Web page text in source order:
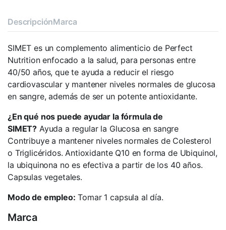
DescripciónMarca
SIMET es un complemento alimenticio de Perfect
Nutrition enfocado a la salud, para personas entre
40/50 años, que te ayuda a reducir el riesgo
cardiovascular y mantener niveles normales de glucosa
en sangre, además de ser un potente antioxidante.
¿En qué nos puede ayudar la fórmula de
SIMET? Ayuda a regular la Glucosa en sangre
Contribuye a mantener niveles normales de Colesterol
o Triglicéridos. Antioxidante Q10 en forma de Ubiquinol,
la ubiquinona no es efectiva a partir de los 40 años.
Capsulas vegetales.
Modo de empleo: Tomar 1 capsula al día.
Marca